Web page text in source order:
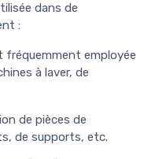
dans de
:
fréquemment employée
à laver, de
de pièces de
de supports, etc.